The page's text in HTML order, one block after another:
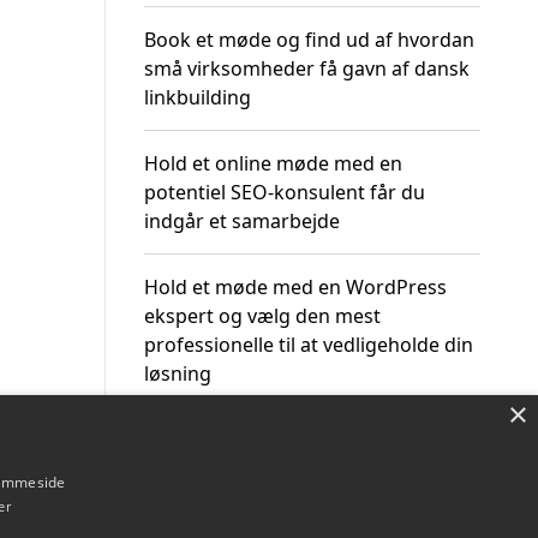
Book et møde og find ud af hvordan
små virksomheder få gavn af dansk
linkbuilding
Hold et online møde med en
potentiel SEO-konsulent får du
indgår et samarbejde
Hold et møde med en WordPress
ekspert og vælg den mest
professionelle til at vedligeholde din
løsning
×